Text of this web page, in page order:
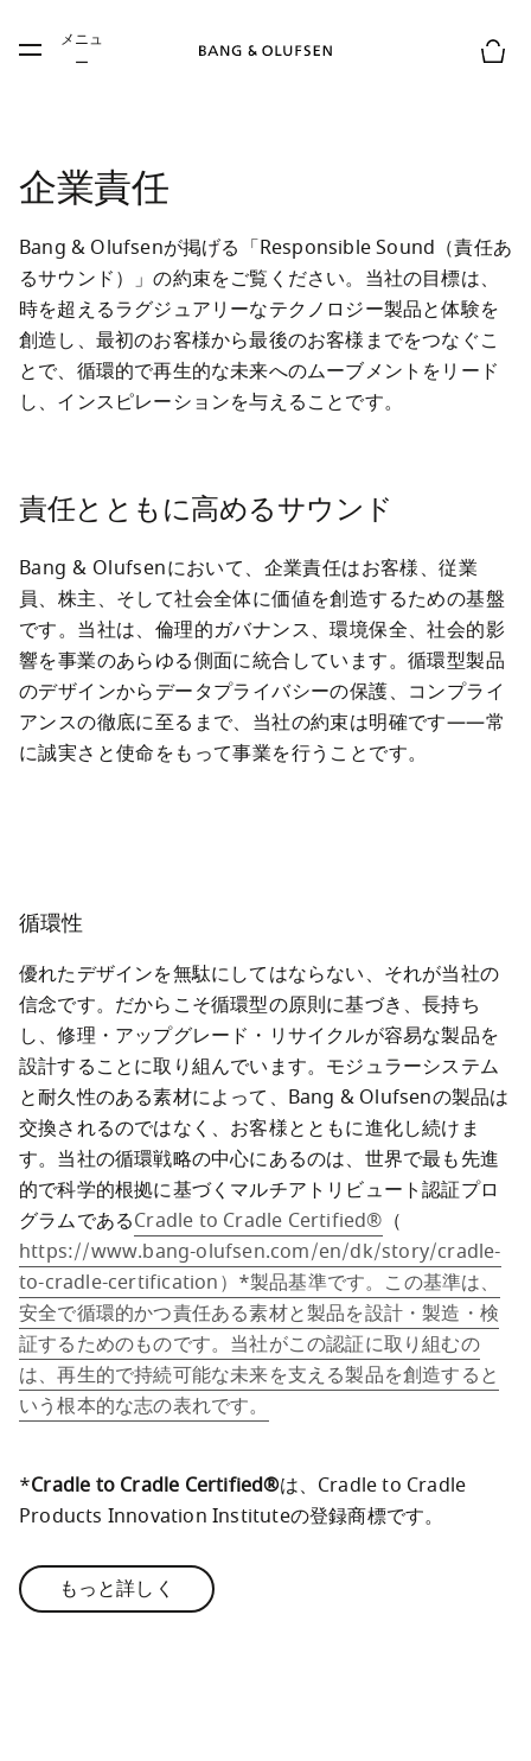
Skip to main footer
メニュ
ー
企業責任
Bang & Olufsenが掲げる「Responsible Sound（責任あ
るサウンド）」の約束をご覧ください。当社の目標は、
時を超えるラグジュアリーなテクノロジー製品と体験を
創造し、最初のお客様から最後のお客様までをつなぐこ
とで、循環的で再生的な未来へのムーブメントをリード
し、インスピレーションを与えることです。
責任とともに高めるサウンド
Bang & Olufsenにおいて、企業責任はお客様、従業
員、株主、そして社会全体に価値を創造するための基盤
です。当社は、倫理的ガバナンス、環境保全、社会的影
響を事業のあらゆる側面に統合しています。循環型製品
のデザインからデータプライバシーの保護、コンプライ
アンスの徹底に至るまで、当社の約束は明確です——常
に誠実さと使命をもって事業を行うことです。
循環性
優れたデザインを無駄にしてはならない、それが当社の
信念です。だからこそ循環型の原則に基づき、長持ち
し、修理・アップグレード・リサイクルが容易な製品を
設計することに取り組んでいます。モジュラーシステム
と耐久性のある素材によって、Bang & Olufsenの製品は
交換されるのではなく、お客様とともに進化し続けま
す。当社の循環戦略の中心にあるのは、世界で最も先進
的で科学的根拠に基づくマルチアトリビュート認証プロ
グラムであるCradle to Cradle Certified® （
https://www.bang-olufsen.com/en/dk/story/cradle-
to-cradle-certification）*製品基準です。この基準は、
安全で循環的かつ責任ある素材と製品を設計・製造・検
証するためのものです。当社がこの認証に取り組むの
は、再生的で持続可能な未来を支える製品を創造すると
いう根本的な志の表れです。
*Cradle to Cradle Certified®は、Cradle to Cradle
Products Innovation Instituteの登録商標です。
もっと詳しく